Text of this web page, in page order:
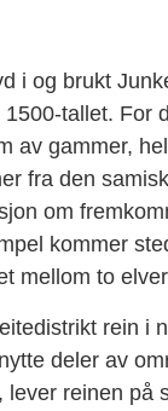
i og brukt
tallet. For
av gammer,
fra den
om
kommer
mellom to
rein i
deler av
reinen på